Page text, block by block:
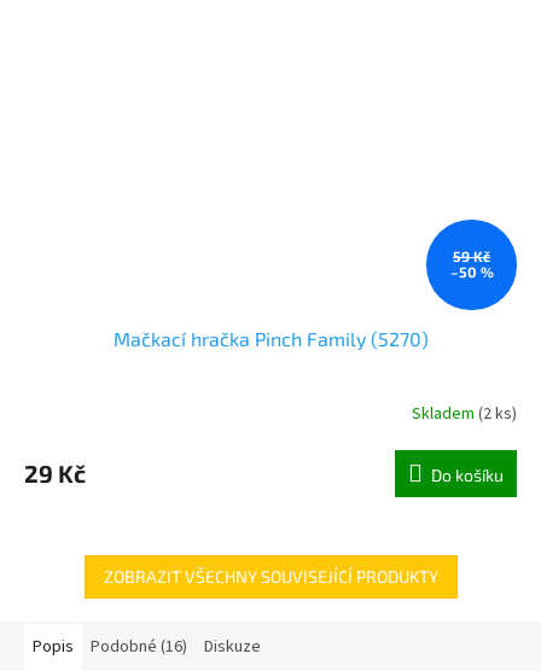
59 Kč
–50 %
Mačkací hračka Pinch Family (5270)
Skladem (2 ks)
29 Kč Do košíku
ZOBRAZIT VŠECHNY SOUVISEJÍCÍ PRODUKTY
Popis Podobné (16) Diskuze